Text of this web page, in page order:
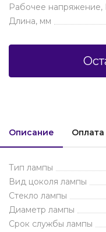
Рабочее напряжение,
Длина, мм
Описание
Тип лампы
Вид цоколя лампы
Стекло лампы
Диаметр лампы
Срок службы лампы